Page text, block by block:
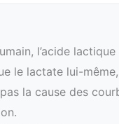
l’acide
le lactate lui-
la cause des